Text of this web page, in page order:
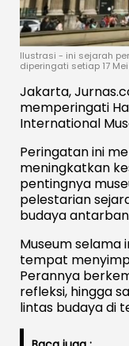
Ilustrasi - ini sejarah
diperingati setiap 17
Jakarta,
memperingati
International
Peringatan ini
meningkatkan
pentingnya
pelestarian
budaya
Museum selama
tempat
Perannya
refleksi, hingga
lintas budaya di